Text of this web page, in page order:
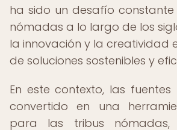
ha sido un desafío
nómadas a lo largo de los
la innovación y la creatividad
de soluciones sostenibles y
En este contexto, las fuentes
convertido en una
para las tribus nómadas,